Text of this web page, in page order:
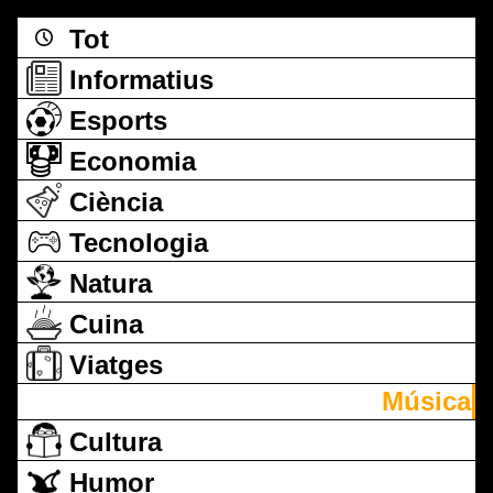
Tot
Informatius
Esports
Economia
Ciència
Tecnologia
Natura
Cuina
Viatges
Música
Cultura
Humor